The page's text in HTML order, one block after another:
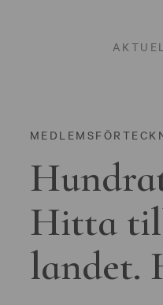
Hitta
landet.